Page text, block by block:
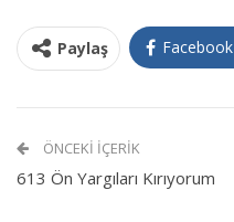
Paylaş Facebook
ÖNCEKI İÇERIK
613 Ön Yargıları Kırıyorum